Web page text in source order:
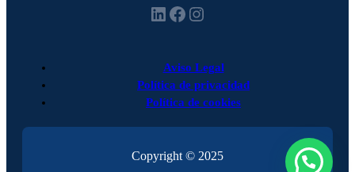
LinkedIn Facebook Instagram
Aviso Legal
Política de privacidad
Política de cookies
Copyright © 2025